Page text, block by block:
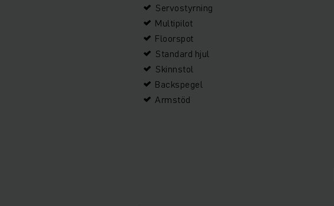
Servostyrning
Multipilot
Floorspot
Standard hjul
Skinnstol
Backspegel
Armstöd